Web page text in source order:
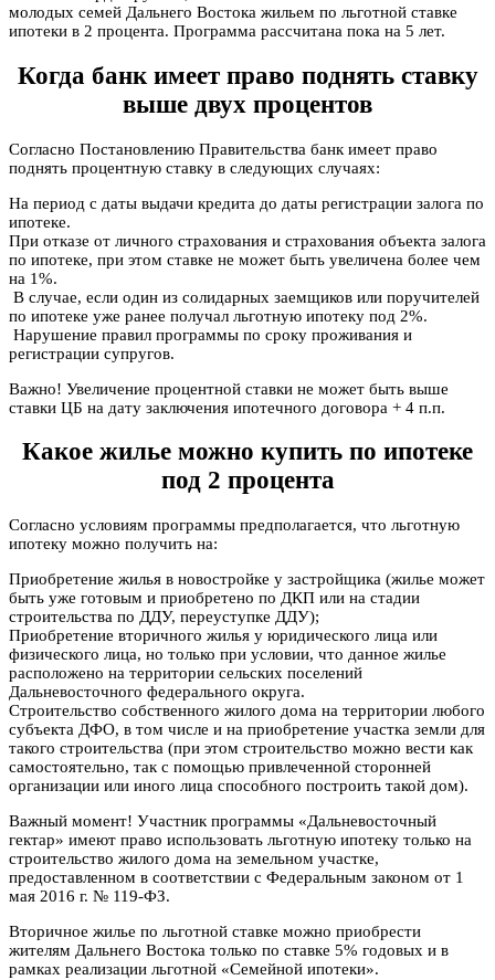
молодых семей Дальнего Востока жильем по льготной ставке
ипотеки в 2 процента. Программа рассчитана пока на 5 лет.
Когда банк имеет право поднять ставку
выше двух процентов
Согласно Постановлению Правительства банк имеет право
поднять процентную ставку в следующих случаях:
На период с даты выдачи кредита до даты регистрации залога по
ипотеке.
При отказе от личного страхования и страхования объекта залога
по ипотеке, при этом ставке не может быть увеличена более чем
на 1%.
В случае, если один из солидарных заемщиков или поручителей
по ипотеке уже ранее получал льготную ипотеку под 2%.
Нарушение правил программы по сроку проживания и
регистрации супругов.
Важно! Увеличение процентной ставки не может быть выше
ставки ЦБ на дату заключения ипотечного договора + 4 п.п.
Какое жилье можно купить по ипотеке
под 2 процента
Согласно условиям программы предполагается, что льготную
ипотеку можно получить на:
Приобретение жилья в новостройке у застройщика (жилье может
быть уже готовым и приобретено по ДКП или на стадии
строительства по ДДУ, переуступке ДДУ);
Приобретение вторичного жилья у юридического лица или
физического лица, но только при условии, что данное жилье
расположено на территории сельских поселений
Дальневосточного федерального округа.
Строительство собственного жилого дома на территории любого
субъекта ДФО, в том числе и на приобретение участка земли для
такого строительства (при этом строительство можно вести как
самостоятельно, так с помощью привлеченной сторонней
организации или иного лица способного построить такой дом).
Важный момент! Участник программы «Дальневосточный
гектар» имеют право использовать льготную ипотеку только на
строительство жилого дома на земельном участке,
предоставленном в соответствии с Федеральным законом от 1
мая 2016 г. № 119-ФЗ.
Вторичное жилье по льготной ставке можно приобрести
жителям Дальнего Востока только по ставке 5% годовых и в
рамках реализации льготной «Семейной ипотеки».